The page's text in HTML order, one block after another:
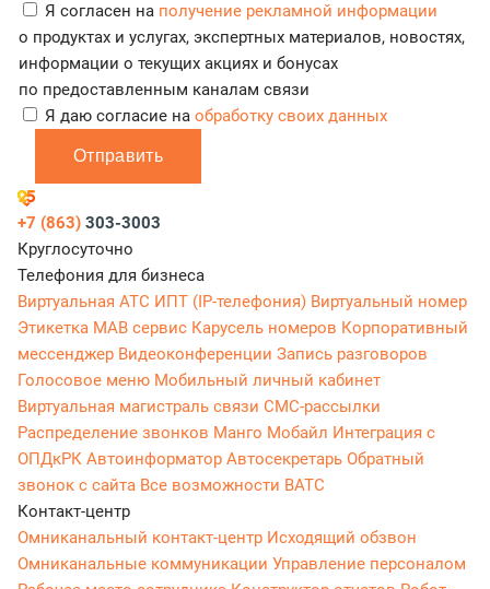
Я согласен на получение рекламной информации
о продуктах и услугах, экспертных материалов, новостях,
информации о текущих акциях и бонусах
по предоставленным каналам связи
Я даю согласие на обработку своих данных
Отправить
+7 (863) 303-3003
Круглосуточно
Телефония для бизнеса
Виртуальная АТС ИПТ (IP-телефония) Виртуальный номер
Этикетка МАВ сервис Карусель номеров Корпоративный
мессенджер Видеоконференции Запись разговоров
Голосовое меню Мобильный личный кабинет
Виртуальная магистраль связи СМС-рассылки
Распределение звонков Манго Мобайл Интеграция с
ОПДкРК Автоинформатор Автосекретарь Обратный
звонок с сайта Все возможности ВАТС
Контакт-центр
Омниканальный контакт-центр Исходящий обзвон
Омниканальные коммуникации Управление персоналом